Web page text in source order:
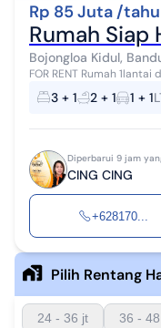
Rp 85 Juta /
Rumah Siap
Bojongloa Kidul,
FOR RENT Rumah 1lantai di Muara Barat Luas 240mtr Bangunan
180mtr Lebar 12 Kt 3+1
Carport 1 Taman dep...
3 + 1 2 + 1 1 + 1
Diperbarui 9 jam
CING CING
+628170...
Pilih Rentang
24 - 36 jt 36 -